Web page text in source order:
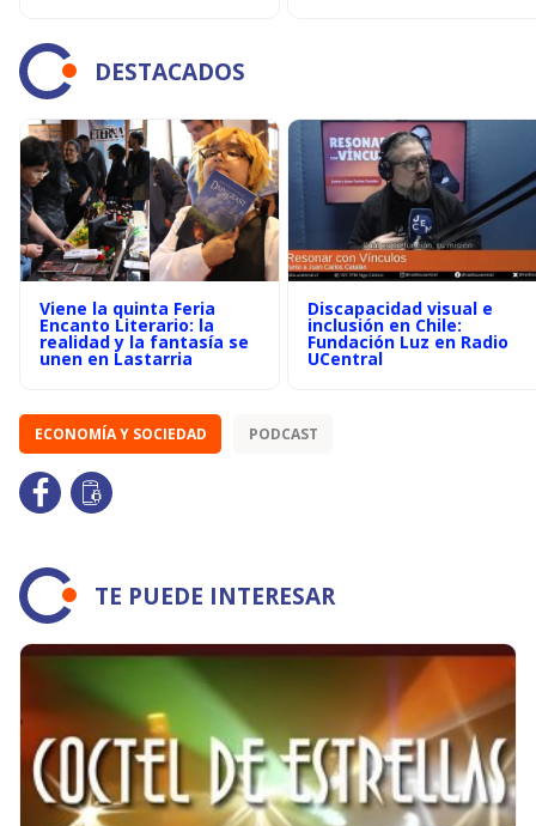
DESTACADOS
Viene la quinta Feria
Encanto Literario: la
realidad y la fantasía se
unen en Lastarria
Discapacidad visual e
inclusión en Chile:
Fundación Luz en Radio
UCentral
ECONOMÍA Y SOCIEDAD PODCAST
TE PUEDE INTERESAR